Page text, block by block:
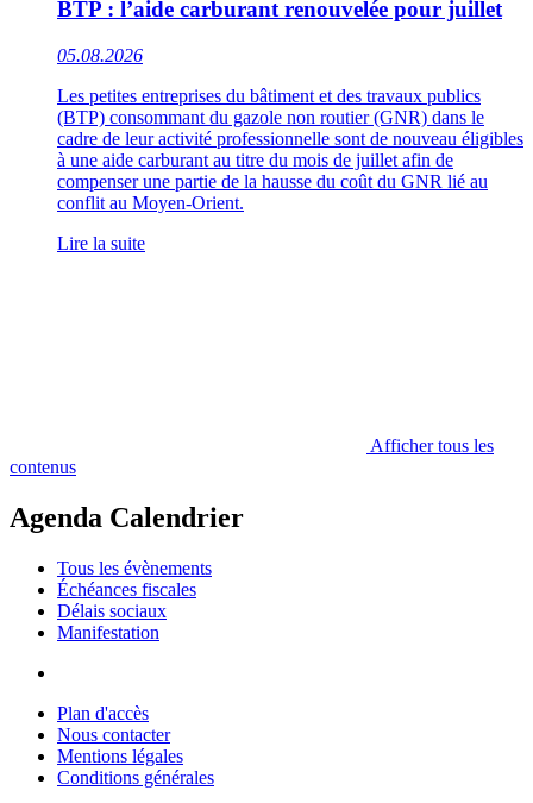
BTP : l’aide carburant renouvelée pour juillet
05.08.2026
Les petites entreprises du bâtiment et des travaux publics
(BTP) consommant du gazole non routier (GNR) dans le
cadre de leur activité professionnelle sont de nouveau éligibles
à une aide carburant au titre du mois de juillet afin de
compenser une partie de la hausse du coût du GNR lié au
conflit au Moyen-Orient.
Lire la suite
Afficher tous les
contenus
Agenda Calendrier
Tous les évènements
Échéances fiscales
Délais sociaux
Manifestation
Plan d'accès
Nous contacter
Mentions légales
Conditions générales